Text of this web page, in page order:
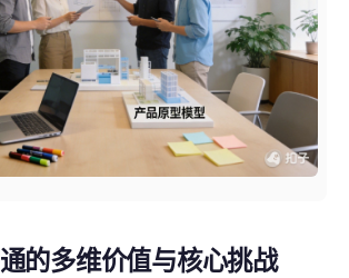
的多维价值与核心挑战